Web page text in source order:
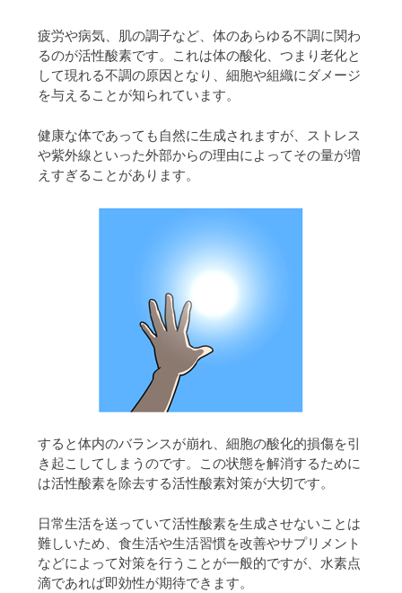
疲労や病気、肌の調子など、体のあらゆる不調に関わ
るのが活性酸素です。これは体の酸化、つまり老化と
して現れる不調の原因となり、細胞や組織にダメージ
を与えることが知られています。
健康な体であっても自然に生成されますが、ストレス
や紫外線といった外部からの理由によってその量が増
えすぎることがあります。
すると体内のバランスが崩れ、細胞の酸化的損傷を引
き起こしてしまうのです。この状態を解消するために
は活性酸素を除去する活性酸素対策が大切です。
日常生活を送っていて活性酸素を生成させないことは
難しいため、食生活や生活習慣を改善やサプリメント
などによって対策を行うことが一般的ですが、水素点
滴であれば即効性が期待できます。